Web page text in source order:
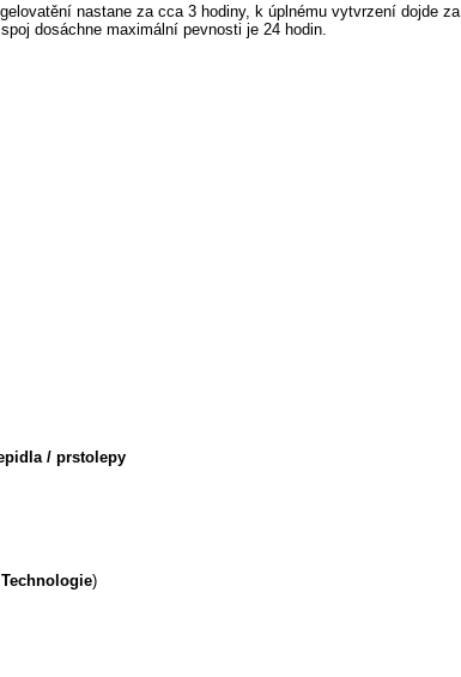
nastane za cca 3 hodiny, k úplnému vytvrzení dojde za
dosáchne maximální pevnosti je 24 hodin.
/ prstolepy
Technologie)